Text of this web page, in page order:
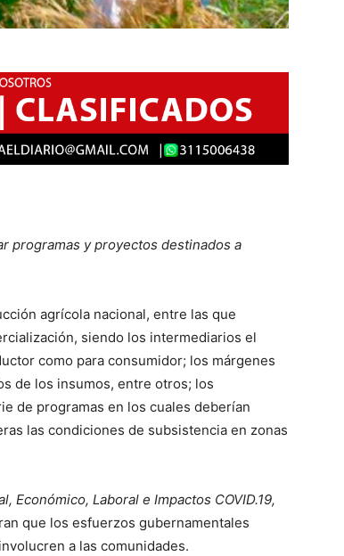
programas y proyectos destinados a
agrícola nacional, entre las que
siendo los intermediarios el
como para consumidor; los márgenes
de los insumos, entre otros; los
de programas en los cuales deberían
las condiciones de subsistencia en zonas
Económico, Laboral e Impactos COVID.19,
que los esfuerzos gubernamentales
a las comunidades.